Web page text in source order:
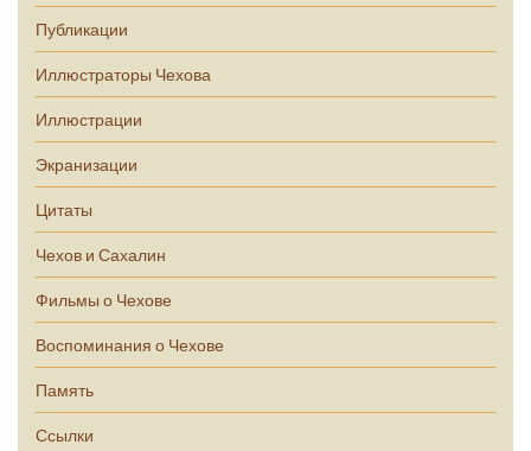
Публикации
Иллюстраторы Чехова
Иллюстрации
Экранизации
Цитаты
Чехов и Сахалин
Фильмы о Чехове
Воспоминания о Чехове
Память
Ссылки